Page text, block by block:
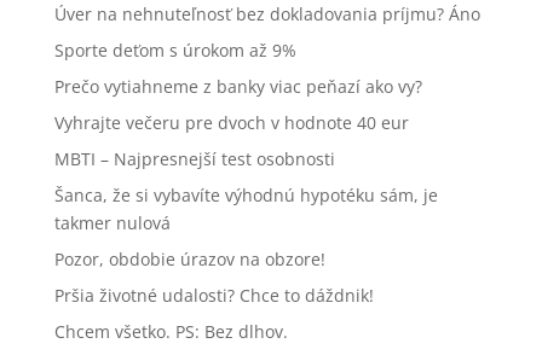
Úver na nehnuteľnosť bez dokladovania príjmu? Áno
Sporte deťom s úrokom až 9%
Prečo vytiahneme z banky viac peňazí ako vy?
Vyhrajte večeru pre dvoch v hodnote 40 eur
MBTI – Najpresnejší test osobnosti
Šanca, že si vybavíte výhodnú hypotéku sám, je
takmer nulová
Pozor, obdobie úrazov na obzore!
Pršia životné udalosti? Chce to dáždnik!
Chcem všetko. PS: Bez dlhov.